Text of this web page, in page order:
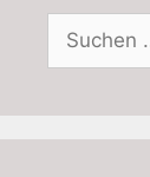
Suchen
nach: